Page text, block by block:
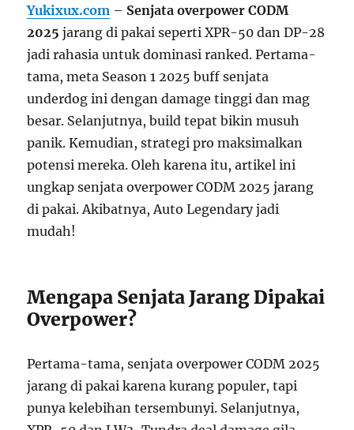
Yukixux.com – Senjata overpower CODM
2025 jarang di pakai seperti XPR-50 dan DP-28
jadi rahasia untuk dominasi ranked. Pertama-
tama, meta Season 1 2025 buff senjata
underdog ini dengan damage tinggi dan mag
besar. Selanjutnya, build tepat bikin musuh
panik. Kemudian, strategi pro maksimalkan
potensi mereka. Oleh karena itu, artikel ini
ungkap senjata overpower CODM 2025 jarang
di pakai. Akibatnya, Auto Legendary jadi
mudah!
Mengapa Senjata Jarang Dipakai
Overpower?
Pertama-tama, senjata overpower CODM 2025
jarang di pakai karena kurang populer, tapi
punya kelebihan tersembunyi. Selanjutnya,